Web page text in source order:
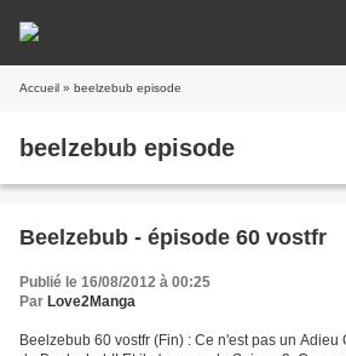
Accueil » beelzebub episode
beelzebub episode
Beelzebub - épisode 60 vostfr
Publié le 16/08/2012 à 00:25
Par Love2Manga
Beelzebub 60 vostfr (Fin) : Ce n'est pas un